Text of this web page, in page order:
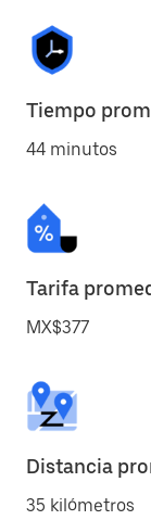
Tiempo
44 minutos
Tarifa
MX$377
Distancia
35 kilómetros